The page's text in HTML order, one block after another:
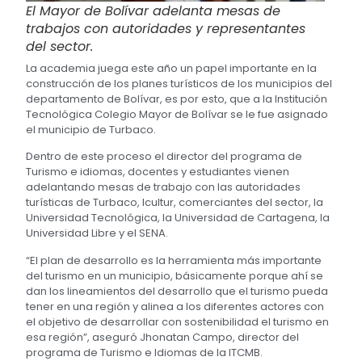
El Mayor de Bolívar adelanta mesas de
trabajos con autoridades y representantes
del sector.
La academia juega este año un papel importante en la
construcción de los planes turísticos de los municipios del
departamento de Bolívar, es por esto, que a la Institución
Tecnológica Colegio Mayor de Bolívar se le fue asignado
el municipio de Turbaco.
Dentro de este proceso el director del programa de
Turismo e idiomas, docentes y estudiantes vienen
adelantando mesas de trabajo con las autoridades
turísticas de Turbaco, Icultur, comerciantes del sector, la
Universidad Tecnológica, la Universidad de Cartagena, la
Universidad Libre y el SENA.
“El plan de desarrollo es la herramienta más importante
del turismo en un municipio, básicamente porque ahí se
dan los lineamientos del desarrollo que el turismo pueda
tener en una región y alinea a los diferentes actores con
el objetivo de desarrollar con sostenibilidad el turismo en
esa región”, aseguró Jhonatan Campo, director del
programa de Turismo e Idiomas de la ITCMB.